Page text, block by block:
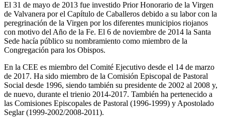
El 31 de mayo de 2013 fue investido Prior Honorario de la Virgen
de Valvanera por el Capítulo de Caballeros debido a su labor con la
peregrinación de la Virgen por los diferentes municipios riojanos
con motivo del Año de la Fe. El 6 de noviembre de 2014 la Santa
Sede hacía público su nombramiento como miembro de la
Congregación para los Obispos.
En la CEE es miembro del Comité Ejecutivo desde el 14 de marzo
de 2017. Ha sido miembro de la Comisión Episcopal de Pastoral
Social desde 1996, siendo también su presidente de 2002 al 2008 y,
de nuevo, durante el trienio 2014-2017. También ha pertenecido a
las Comisiones Episcopales de Pastoral (1996-1999) y Apostolado
Seglar (1999-2002/2008-2011).